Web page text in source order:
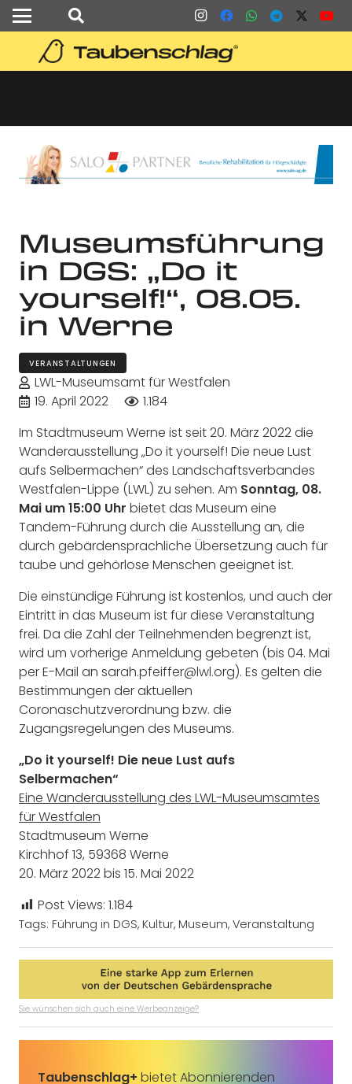
Museumsführung
in DGS: „Do it
yourself!“, 08.05.
in Werne
VERANSTALTUNGEN
LWL-Museumsamt für Westfalen
19. April 2022
1.184
Im Stadtmuseum Werne ist seit 20. März 2022 die
Wanderausstellung „Do it yourself! Die neue Lust
aufs Selbermachen“ des Landschaftsverbandes
Westfalen-Lippe (LWL) zu sehen. Am Sonntag, 08.
Mai um 15:00 Uhr bietet das Museum eine
Tandem-Führung durch die Ausstellung an, die
durch gebärdensprachliche Übersetzung auch für
taube und gehörlose Menschen geeignet ist.
Die einstündige Führung ist kostenlos, und auch der
Eintritt in das Museum ist für diese Veranstaltung
frei. Da die Zahl der Teilnehmenden begrenzt ist,
wird um vorherige Anmeldung gebeten (bis 04. Mai
per E-Mail an sarah.pfeiffer@lwl.org). Es gelten die
Bestimmungen der aktuellen
Coronaschutzverordnung bzw. die
Zugangsregelungen des Museums.
„Do it yourself! Die neue Lust aufs
Selbermachen“
Eine Wanderausstellung des LWL-Museumsamtes
für Westfalen
Stadtmuseum Werne
Kirchhof 13, 59368 Werne
20. März 2022 bis 15. Mai 2022
Post Views: 1.184
Tags: Führung in DGS, Kultur, Museum, Veranstaltung
Sie wünschen sich auch eine Werbeanzeige?
Taubenschlag+ bietet Abonnierenden